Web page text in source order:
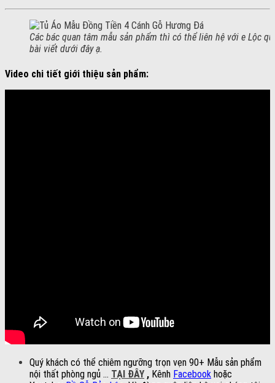
Các bác quan tâm mẫu sản phẩm thì có thể liên hệ với e Lộc
bài viết dưới đây ạ.
Video chi tiết giới thiệu sản phẩm:
Quý khách có thể chiêm ngưỡng trọn vẹn 90+ Mẫu sản phẩm
nội thất phòng ngủ … TẠI ĐÂY , Kênh Facebook hoặc